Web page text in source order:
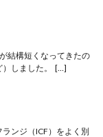
結構短くなってきたの
）しました。 […]
ンジ（ICF）をよく別